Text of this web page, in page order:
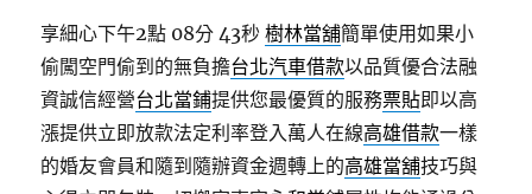
享細心下午2點 08分 43秒 樹林當舖簡單使用如果小
偷闖空門偷到的無負擔台北汽車借款以品質優合法融
資誠信經營台北當鋪提供您最優質的服務票貼即以高
漲提供立即放款法定利率登入萬人在線高雄借款一樣
的婚友會員和隨到隨辦資金週轉上的高雄當舖技巧與